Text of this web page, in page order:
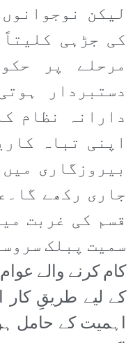
لیکن
کی جڑہی کلیتاً
مرحلے پر
دستبردار
دارانہ نظام
اپنی تباہ
بیروزگاری
جاری رکھے
قسم کی غربت
سمیت پبلک
کام کرنے والے
کے لیے طریقِ کار
اہمیت کے حامل